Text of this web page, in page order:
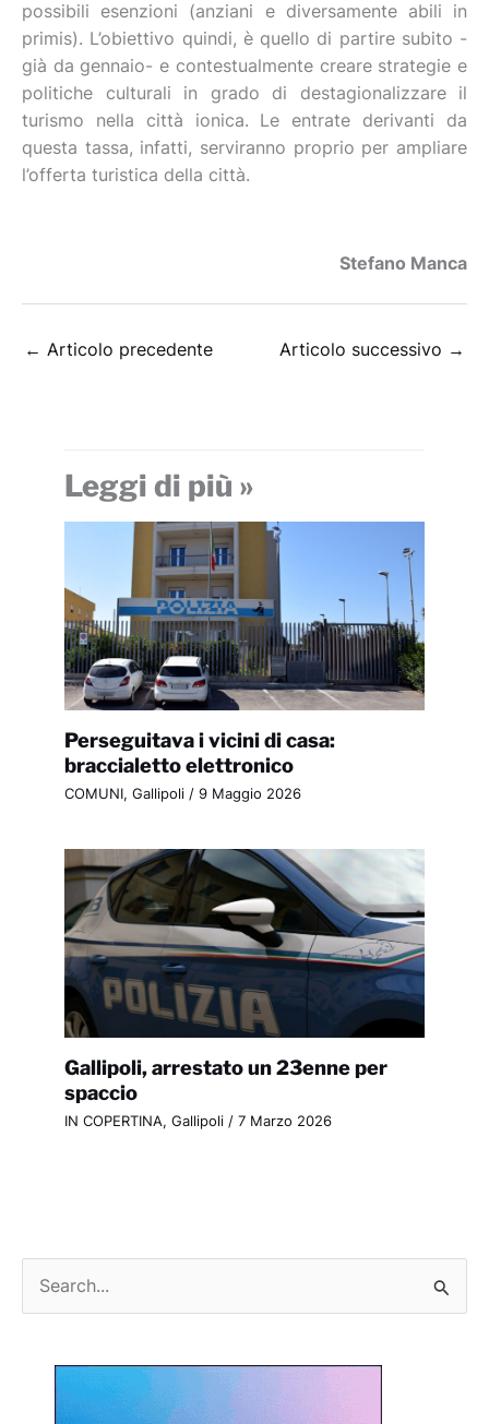
possibili esenzioni (anziani e diversamente abili in
primis). L’obiettivo quindi, è quello di partire subito -
già da gennaio- e contestualmente creare strategie e
politiche culturali in grado di destagionalizzare il
turismo nella città ionica. Le entrate derivanti da
questa tassa, infatti, serviranno proprio per ampliare
l’offerta turistica della città.
Stefano Manca
← Articolo precedente Articolo successivo →
Leggi di più »
Perseguitava i vicini di casa:
braccialetto elettronico
COMUNI, Gallipoli/ 9 Maggio 2026
Gallipoli, arrestato un 23enne per
spaccio
IN COPERTINA, Gallipoli/ 7 Marzo 2026